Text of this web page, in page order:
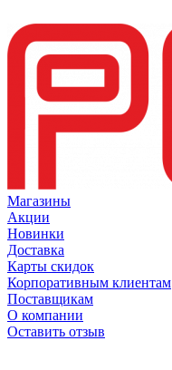
Магазины
Акции
Новинки
Доставка
Карты скидок
Корпоративным клиентам
Поставщикам
О компании
Оставить отзыв